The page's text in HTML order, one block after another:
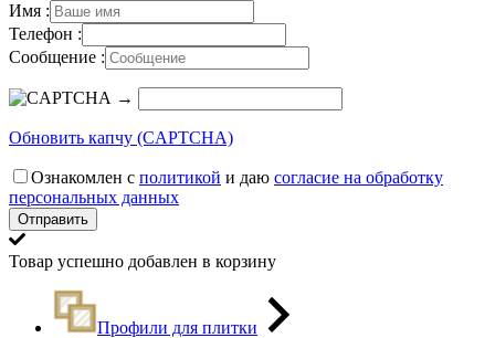
Имя :
Телефон :
Сообщение :
→
Обновить капчу (CAPTCHA)
Ознакомлен с политикой и даю согласие на обработку
персональных данных
Товар успешно добавлен в корзину
Профили для плитки